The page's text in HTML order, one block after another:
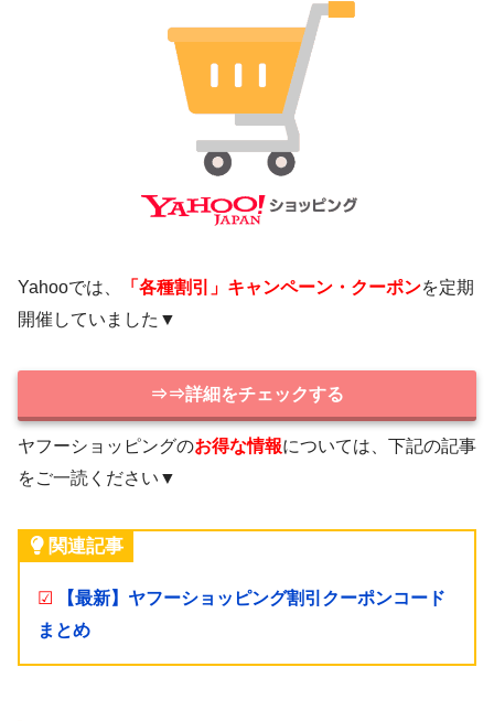
Yahooでは、 「各種割引」キャンペーン・クーポンを定期
開催していました▼
⇒⇒詳細をチェックする
ヤフーショッピングのお得な情報については、下記の記事
をご一読ください▼
関連記事
☑
【最新】ヤフーショッピング割引クーポンコード
まとめ